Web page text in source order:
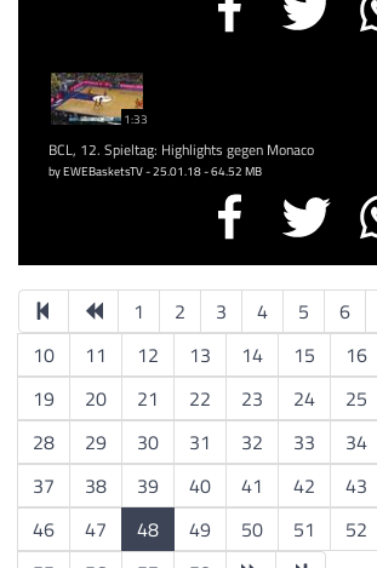
1:33
BCL, 12. Spieltag: Highlights gegen Monaco
by EWEBasketsTV - 25.01.18 - 64.52 MB
1 2 3 4 5 6
10
11 12 13 14 15 16
19
20 21 22 23 24 25
28
29 30 31 32 33 34
37
38 39 40 41 42 43
46
47 48 49 50 51 52